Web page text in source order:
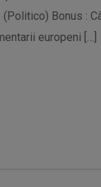
Bonus :
europeni […]